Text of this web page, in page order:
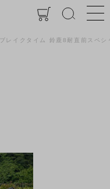
レイクタイム 鈴鹿8耐直前スペシ